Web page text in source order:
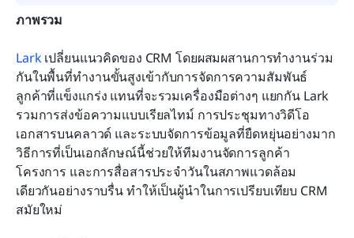
ภาพรวม
Lark เปลี่ยนแนวคิดของ CRM โดยผสมผสานการทำงานร่วม
กันในพื้นที่ทำงานขั้นสูงเข้ากับการจัดการความสัมพันธ์
ลูกค้าที่แข็งแกร่ง แทนที่จะรวมเครื่องมือต่างๆ แยกกัน Lark
รวมการส่งข้อความแบบเรียลไทม์ การประชุมทางวิดีโอ
เอกสารบนคลาวด์ และระบบจัดการข้อมูลที่ยืดหยุ่นอย่างมาก
วิธีการที่เป็นเอกลักษณ์นี้ช่วยให้ทีมงานจัดการลูกค้า
โครงการ และการสื่อสารประจำวันในสภาพแวดล้อม
เดียวกันอย่างราบรื่น ทำให้เป็นผู้นำในการเปรียบเทียบ CRM
สมัยใหม่